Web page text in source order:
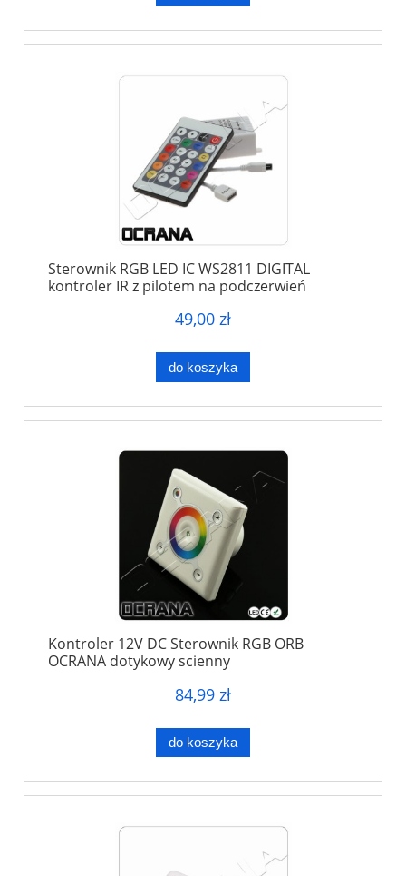
Sterownik RGB LED IC WS2811 DIGITAL
kontroler IR z pilotem na podczerwień
49,00 zł
do koszyka
Kontroler 12V DC Sterownik RGB ORB
OCRANA dotykowy scienny
84,99 zł
do koszyka